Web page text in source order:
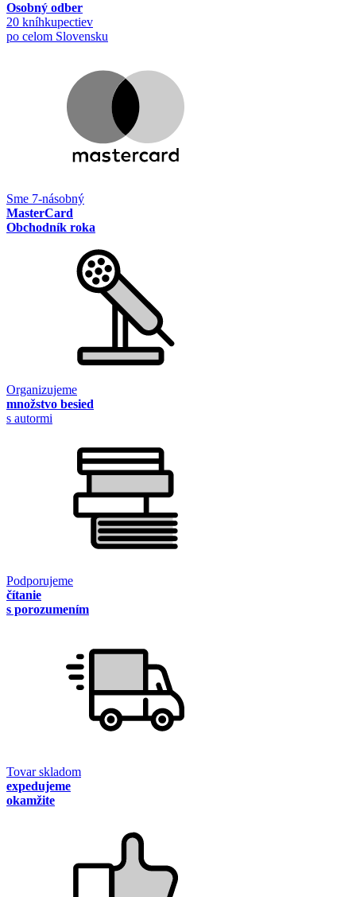
Osobný odber
20 kníhkupectiev
po celom Slovensku
Sme 7-násobný
MasterCard
Obchodník roka
Organizujeme
množstvo besied
s autormi
Podporujeme
čítanie
s porozumením
Tovar skladom
expedujeme
okamžite